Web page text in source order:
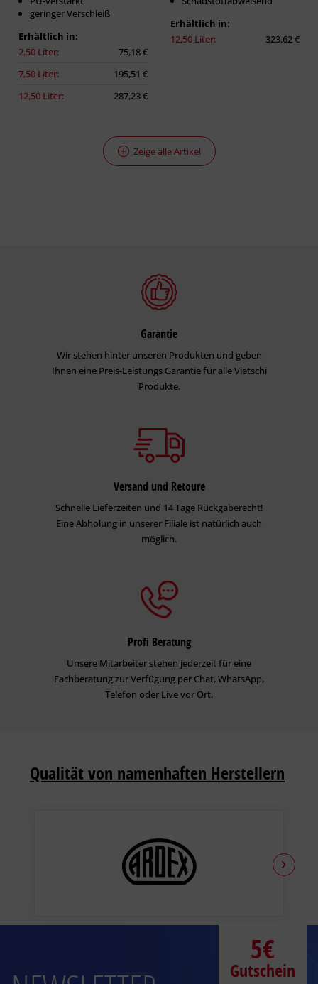
geringer Verschleiß
Erhältlich in:
2,50 Liter:
75,18 €
7,50 Liter:
195,51 €
12,50 Liter:
287,23 €
Erhältlich in:
12,50 Liter:
323,62 €
Zeige alle Artikel
Garantie
Wir stehen hinter unseren Produkten und geben
Ihnen eine Preis-Leistungs Garantie für alle Vietschi
Produkte.
Versand und Retoure
Schnelle Lieferzeiten und 14 Tage Rückgaberecht!
Eine Abholung in unserer Filiale ist natürlich auch
möglich.
Profi Beratung
Unsere Mitarbeiter stehen jederzeit für eine
Fachberatung zur Verfügung per Chat, WhatsApp,
Telefon oder Live vor Ort.
Qualität von namenhaften Herstellern
5€
Gutschein